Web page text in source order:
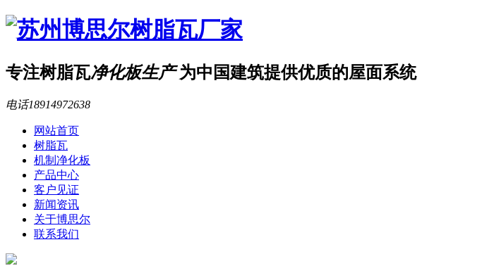
专注树脂瓦净化板生产 为中国建筑提供优质的屋面系统
电话18914972638
网站首页
树脂瓦
机制净化板
产品中心
客户见证
新闻资讯
关于博思尔
联系我们